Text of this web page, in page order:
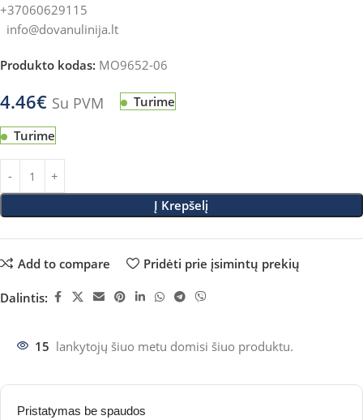
+37060629115
info@dovanulinija.lt
Produkto kodas: MO9652-06
4.46€ Su PVM Turime
Turime
Į Krepšelį
Add to compare Pridėti prie įsimintų prekių
Dalintis:
15 lankytojų šiuo metu domisi šiuo produktu.
Pristatymas be spaudos